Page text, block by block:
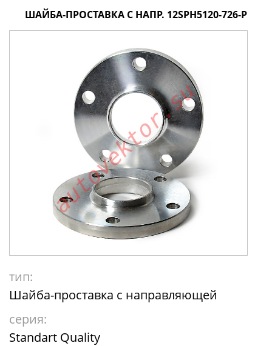
ШАЙБА-ПРОСТАВКА С НАПР. 12SPH5120-726-P
тип:
Шайба-проставка с направляющей
серия:
Standart Quality